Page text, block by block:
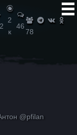
2
к
46
78
@pfilan